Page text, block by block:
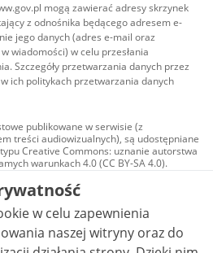
mogą zawierać adresy skrzynek
z odnośnika będącego adresem e-
jego danych (adres e-mail oraz
wiadomości) w celu przesłania
Szczegóły przetwarzania danych przez
ich politykach przetwarzania danych
publikowane w serwisie (z
treści audiowizualnych), są udostępniane
Creative Commons: uznanie autorstwa
warunkach 4.0 (CC BY-SA 4.0).
w tym zdjęcia, materiały
są udostępniane na licencji typu
uznanie autorstwa użycie
- bez utworów zależnych 4.0 (CC BY-
o ile nie jest to stwierdzone inaczej.
w celu zapewnienia
naszej witryny oraz do